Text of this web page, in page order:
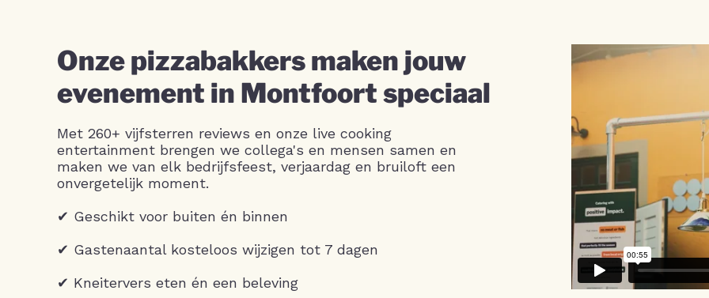
Onze pizzabakkers maken jouw
evenement in Montfoort speciaal
Met 260+ vijfsterren reviews en onze live cooking
entertainment brengen we collega's en mensen samen en
maken we van elk bedrijfsfeest, verjaardag en bruiloft een
onvergetelijk moment.
✔ Geschikt voor buiten én binnen
✔ Gastenaantal kosteloos wijzigen tot 7 dagen
✔ Kneitervers eten én een beleving